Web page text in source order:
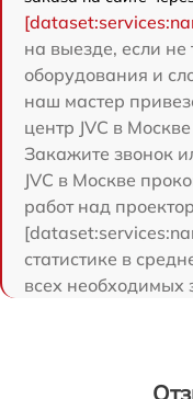
на выезде, если не
оборудования и
наш мастер
центр JVC в
Закажите звонок
JVC в Москве
работ над
статистике в
всех необходимых